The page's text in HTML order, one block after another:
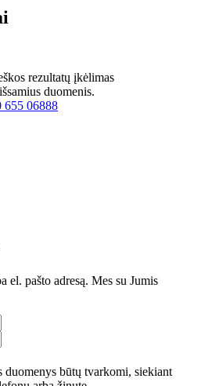
rezultatų įkėlimas
duomenis.
655 06888
el. pašto adresą. Mes su Jumis
duomenys būtų tvarkomi, siekiant